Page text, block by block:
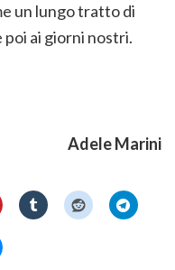
un lungo tratto di
poi ai giorni nostri.
Adele Marini